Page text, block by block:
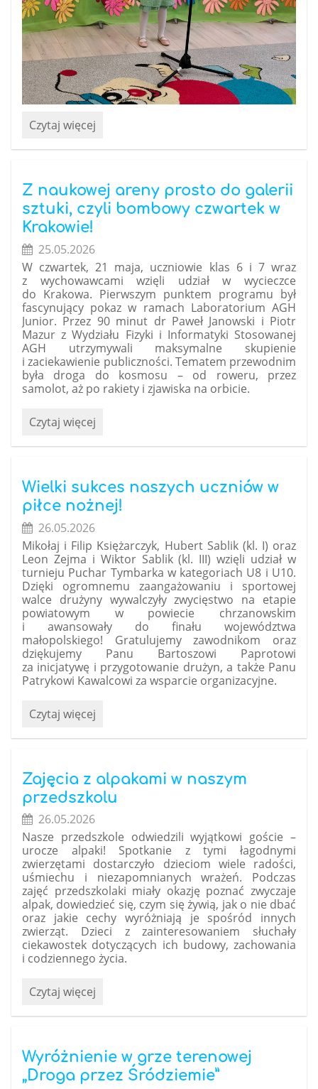
„Wiosenna
:
Czytaj więcej
Z naukowej areny prosto do galerii
sztuki, czyli bombowy czwartek w
Krakowie!
25.05.2026
W czwartek, 21 maja, uczniowie klas 6 i 7 wraz
z wychowawcami wzięli udział w wycieczce
do Krakowa. Pierwszym punktem programu był
fascynujący pokaz w ramach Laboratorium AGH
Junior. Przez 90 minut dr Paweł Janowski i Piotr
Mazur z Wydziału Fizyki i Informatyki Stosowanej
AGH utrzymywali maksymalne skupienie
i zaciekawienie publiczności. Tematem przewodnim
była droga do kosmosu – od roweru, przez
samolot, aż po rakiety i zjawiska na orbicie.
Z
do
galerii
sztuki,
czyli
bombowy
czwartek
w
Krakowie!:
Czytaj więcej
Wielki sukces naszych uczniów w
piłce nożnej!
26.05.2026
Mikołaj i Filip Księżarczyk, Hubert Sablik (kl. I) oraz
Leon Zejma i Wiktor Sablik (kl. III) wzięli udział w
turnieju Puchar Tymbarka w kategoriach U8 i U10.
Dzięki ogromnemu zaangażowaniu i sportowej
walce drużyny wywalczyły zwycięstwo na etapie
powiatowym w powiecie chrzanowskim
i awansowały do finału województwa
małopolskiego! Gratulujemy zawodnikom oraz
dziękujemy Panu Bartoszowi Paprotowi
za inicjatywę i przygotowanie drużyn, a także Panu
Patrykowi Kawalcowi za wsparcie organizacyjne.
Wielki
w
piłce
nożnej!:
Czytaj więcej
Zajęcia z alpakami w naszym
przedszkolu
26.05.2026
Nasze przedszkole odwiedzili wyjątkowi goście –
urocze alpaki! Spotkanie z tymi łagodnymi
zwierzętami dostarczyło dzieciom wiele radości,
uśmiechu i niezapomnianych wrażeń. Podczas
zajęć przedszkolaki miały okazję poznać zwyczaje
alpak, dowiedzieć się, czym się żywią, jak o nie dbać
oraz jakie cechy wyróżniają je spośród innych
zwierząt. Dzieci z zainteresowaniem słuchały
ciekawostek dotyczących ich budowy, zachowania
i codziennego życia.
Zajęcia
naszym
przedszkolu:
Czytaj więcej
Wyróżnienie w grze terenowej
„Droga przez Śródziemie”